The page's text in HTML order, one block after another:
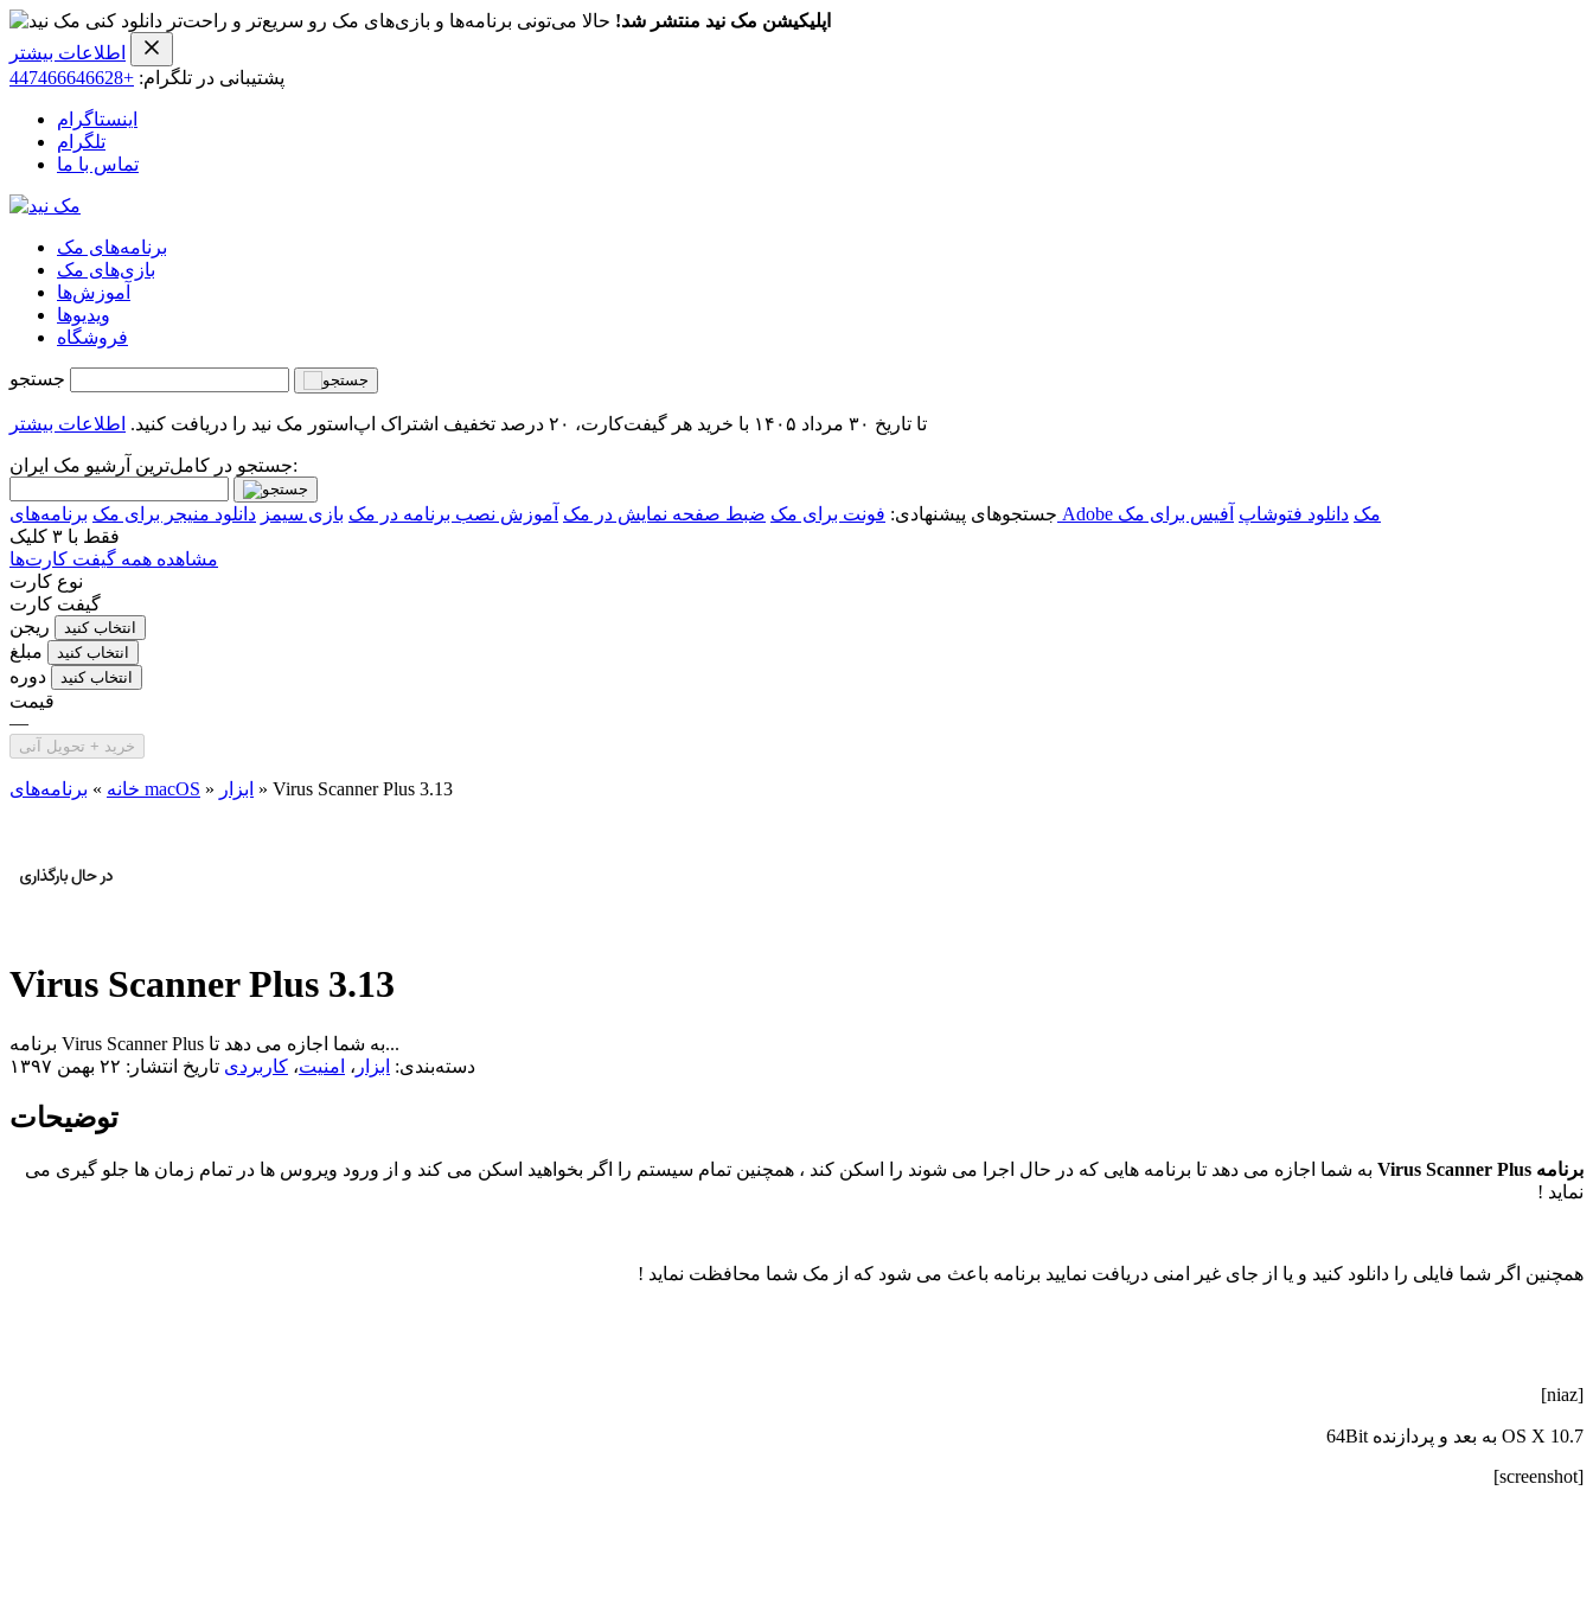
اپلیکیشن مک نید منتشر شد! حالا می‌تونی برنامه‌ها و بازی‌های مک رو سریع‌تر و راحت‌تر دانلود کنی
اطلاعات بیشتر
پشتیبانی در تلگرام: +447466646628
اینستاگرام
تلگرام
تماس با ما
برنامه‌های مک
بازی‌های مک
آموزش‌ها
ویدیو‌ها
فروشگاه
جستجو
تا تاریخ ۳۰ مرداد ۱۴۰۵ با خرید هر گیفت‌کارت، ۲۰ درصد تخفیف اشتراک اپ‌استور مک نید را دریافت کنید. اطلاعات بیشتر
جستجو در کامل‌ترین آرشیو مک ایران:
جستجوهای پیشنهادی: فونت برای مک ضبط صفحه نمایش در مک آموزش نصب برنامه در مک بازی سیمز دانلود منیجر برای مک برنامه‌های Adobe مک دانلود فتوشاپ آفیس برای مک
فقط با ۳ کلیک
مشاهده همه گیفت کارت‌ها
نوع کارت
گیفت کارت
ریجن
انتخاب کنید
مبلغ انتخاب کنید
دوره انتخاب کنید
قیمت
—
خرید + تحویل آنی
خانه » برنامه‌های macOS » ابزار » Virus Scanner Plus 3.13
Virus Scanner Plus 3.13
برنامه Virus Scanner Plus به شما اجازه می دهد تا...
دسته‌بندی: ابزار ، امنیت، کاربردی تاریخ انتشار: ۲۲ بهمن ۱۳۹۷
توضیحات
برنامه Virus Scanner Plus
به شما اجازه می دهد تا برنامه هایی که در حال اجرا می شوند را اسکن کند ، همچنین تمام سیستم را اگر بخواهید اسکن می کند و از ورود ویروس ها در تمام زمان ها جلو گیری می
نماید !
همچنین اگر شما فایلی را دانلود کنید و یا از جای غیر امنی دریافت نمایید برنامه باعث می شود که از مک شما محافظت نماید !
[niaz]
OS X 10.7 به بعد و پردازنده 64Bit
[screenshot]